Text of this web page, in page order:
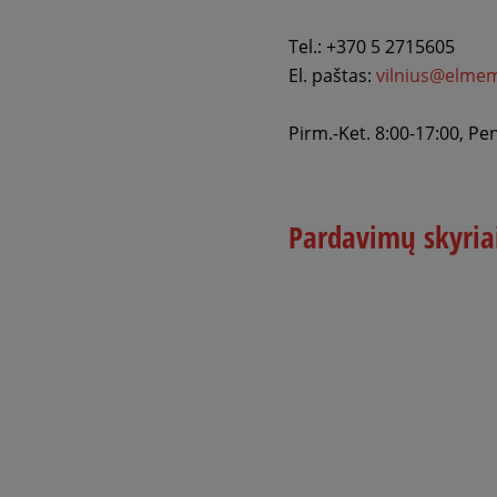
Tel.: +370 5 2715605
El. paštas:
Pirm.-Ket. 8:00-17:00,
Pardavimų